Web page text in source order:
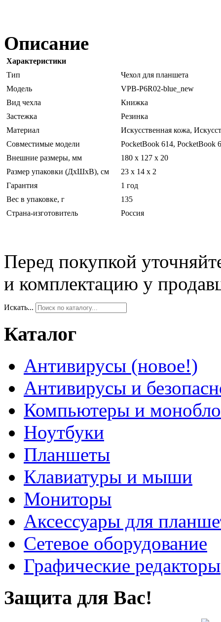
Описание
Характеристики
Тип
Чехол для планшета
Модель
VPB-P6R02-blue_new
Вид чехла
Книжка
Застежка
Резинка
Материал
Искусственная кожа,
Совместимые модели
PocketBook 614, PocketBook
Внешние размеры, мм
180 x 127 x 20
Размер упаковки (ДхШхВ), см
23 x 14 x 2
Гарантия
1 год
Вес в упаковке, г
135
Страна-изготовитель
Россия
Перед покупкой
и комплектацию у
Искать...
Каталог
Антивирусы (новое!)
Антивирусы и
Компьютеры и
Ноутбуки
Планшеты
Клавиатуры и мыши
Мониторы
Аксессуары для
Сетевое оборудование
Графические редакторы
Защита для Вас!